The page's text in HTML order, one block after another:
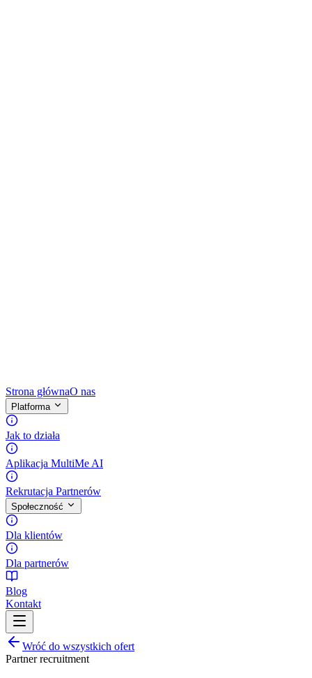
Strona głównaO nas
Platforma
Jak to działa
Aplikacja MultiMe AI
Rekrutacja Partnerów
Społeczność
Dla klientów
Dla partnerów
Blog
Kontakt
Wróć do wszystkich ofert
Partner recruitment